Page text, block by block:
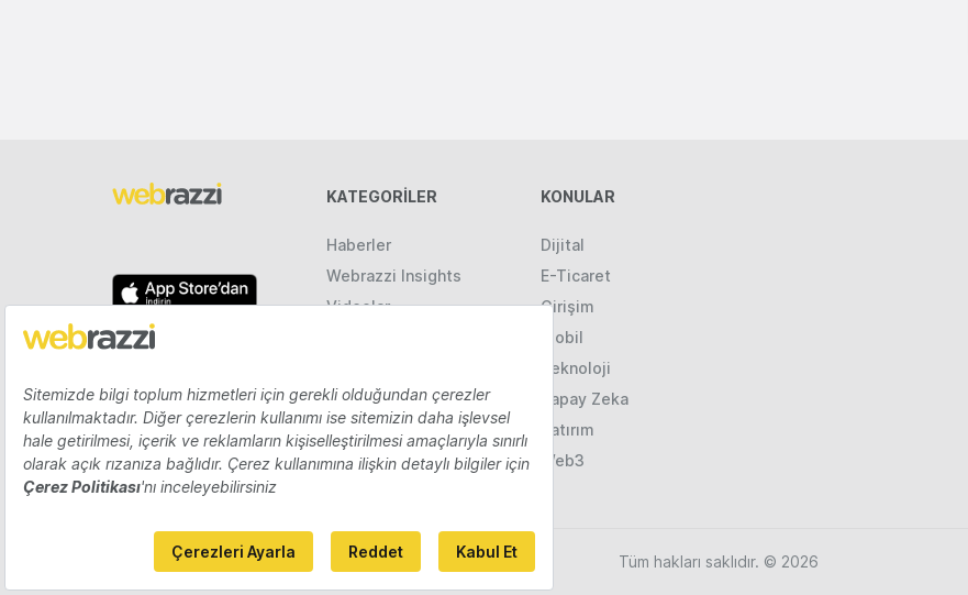
KATEGORILER
Haberler
Webrazzi Insights
Videolar
KONULAR
Dijital
E-Ticaret
Girişim
Mobil
Teknoloji
Yapay Zeka
Yatırım
Web3
Tüm hakları saklıdır. © 2026